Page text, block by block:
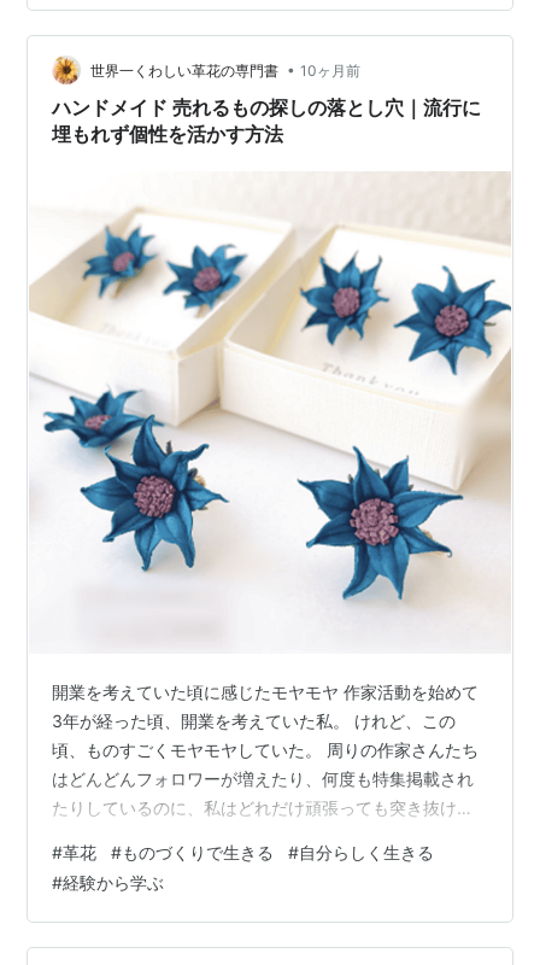
館で、革花アクセサリー講師としてワークショップを開
くことになった。 それまで、日々試行錯誤しながら作り
上げてきた革花の技術を、誰かに教えるなんて…と、当
時の私は思っていた。 もし、このワークショ…
世界一くわしい革花の専門書 • 10ヶ月前
ハンドメイド 売れるもの探しの落とし穴｜流行に
埋もれず個性を活かす方法
開業を考えていた頃に感じたモヤモヤ 作家活動を始めて
3年が経った頃、開業を考えていた私。 けれど、この
頃、ものすごくモヤモヤしていた。 周りの作家さんたち
はどんどんフォロワーが増えたり、何度も特集掲載され
たりしているのに、私はどれだけ頑張っても突き抜ける
て、巷にある作品を見ないまま独学で作ってきた革花
は、これ以上作っても意味がないのではと思うほど、自
分を追い詰めていたように思う。 正直、自分がこれから
何がしたいのか、どこへ向かえばいいのかまったく分か
#革花 #ものづくりで生きる #自分らしく生きる
#経験から学ぶ